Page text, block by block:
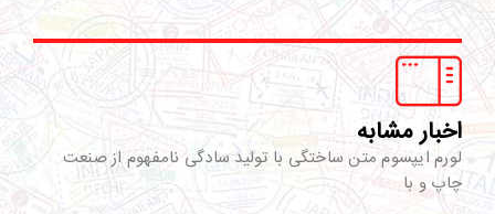
اخبار مشابه
لورم ایپسوم متن ساختگی با تولید سادگی نامفهوم از صنعت
چاپ و با